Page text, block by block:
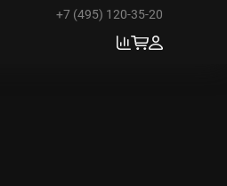
+7 (495) 120-35-20